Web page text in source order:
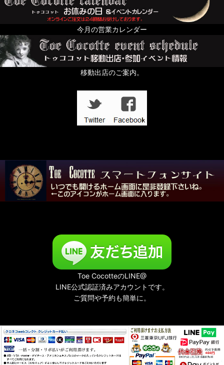
今月の営業カレンダー
移動出店のご案内。
Toe CocotteのLINE@
LINE公式認証済みアカウントです。
ご質問や予約も簡単に。